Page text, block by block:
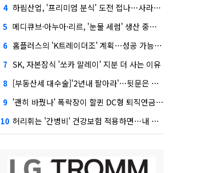
4 하림산업, '프리미엄 분식' 도전 접나…사라진 '멜팅피스'
5 메디큐브·아누아·리르, '눈물 세럼' 생산 중단한다
6 홈플러스의 'K트레이더조' 계획…성공 가능성은 '글쎄'
7 SK, 자본잠식 '쏘카 말레이' 지분 더 사는 이유
8 [부동산세 대수술]'2년내 팔아라'…뒷문은 열었다
9 '괜히 바꿨나' 폭락장이 할퀸 DC형 퇴직연금…전문가 조언은
10 허리휘는 '간병비' 건강보험 적용하면…내 간병보험은?